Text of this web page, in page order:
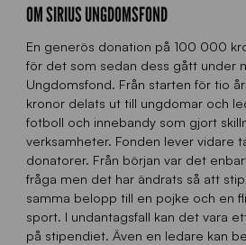
OM SIRIUS UNGDOMSFOND
En generös donation på 100 000
för det som sedan dess gått under
Ungdomsfond. Från starten för tio
kronor delats ut till ungdomar och
fotboll och innebandy som gjort
verksamheter. Fonden lever vidare
donatorer. Från början var det
fråga men det har ändrats så att
samma belopp till en pojke och en
sport. I undantagsfall kan det vara
på stipendiet. Även en ledare kan